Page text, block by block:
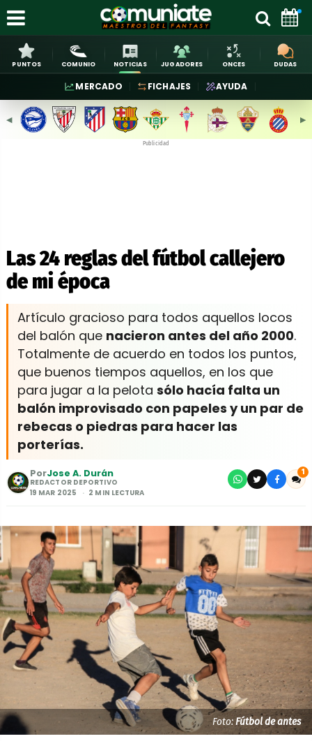
PUNTOS COMUNIO NOTICIAS JUGADORES ONCES DUDAS
MERCADO FICHAJES AYUDA
◀︎ ▶︎
Publicidad
Las 24 reglas del fútbol callejero
de mi época
Artículo gracioso para todos aquellos locos
del balón que nacieron antes del año 2000.
Totalmente de acuerdo en todos los puntos,
que buenos tiempos aquellos, en los que
para jugar a la pelota sólo hacía falta un
balón improvisado con papeles y un par de
rebecas o piedras para hacer las
porterías.
PorJose A. Durán
REDACTOR DEPORTIVO
19 MAR 2025
2 MIN LECTURA
1
Foto:Fútbol de antes